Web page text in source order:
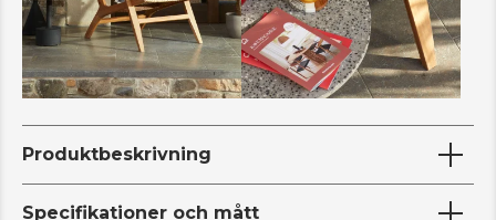
Produktbeskrivning
Specifikationer och mått